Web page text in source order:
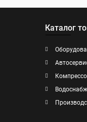
Каталог